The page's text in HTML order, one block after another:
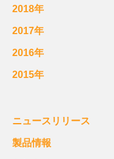
2018年
2017年
2016年
2015年
ニュースリリース
製品情報